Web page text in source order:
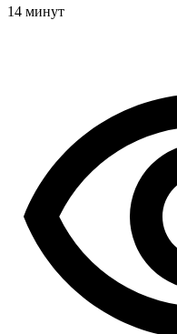
14 минут